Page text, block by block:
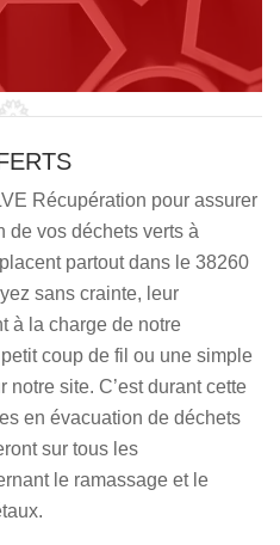
Récupération pour assurer
de vos déchets verts à
partout dans le 38260
sans crainte, leur
à la charge de notre
coup de fil ou une simple
site. C’est durant cette
en évacuation de déchets
sur tous les
le ramassage et le